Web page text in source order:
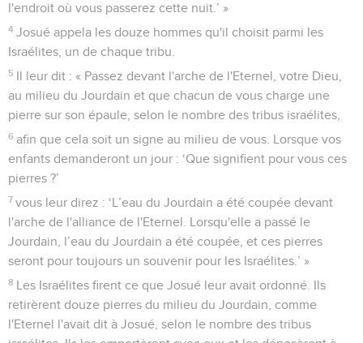
l'endroit où vous passerez cette nuit.’ »
4 Josué appela les douze hommes qu'il choisit parmi les
Israélites, un de chaque tribu.
5 Il leur dit : « Passez devant l'arche de l'Eternel, votre Dieu,
au milieu du Jourdain et que chacun de vous charge une
pierre sur son épaule, selon le nombre des tribus israélites,
6 afin que cela soit un signe au milieu de vous. Lorsque vos
enfants demanderont un jour : ‘Que signifient pour vous ces
pierres ?’
7 vous leur direz : ‘L’eau du Jourdain a été coupée devant
l'arche de l'alliance de l'Eternel. Lorsqu'elle a passé le
Jourdain, l’eau du Jourdain a été coupée, et ces pierres
seront pour toujours un souvenir pour les Israélites.’ »
8 Les Israélites firent ce que Josué leur avait ordonné. Ils
retirèrent douze pierres du milieu du Jourdain, comme
l'Eternel l'avait dit à Josué, selon le nombre des tribus